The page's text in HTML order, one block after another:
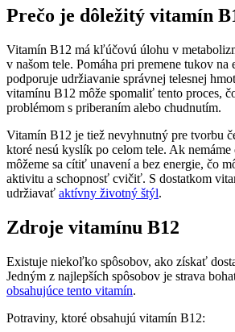
Prečo je dôležitý vitamín
Vitamín B12 má kľúčovú úlohu v
v našom tele. Pomáha pri premene tukov na
podporuje udržiavanie správnej telesnej
vitamínu B12 môže spomaliť tento proces,
problémom s priberaním alebo chudnutím.
Vitamín B12 je tiež nevyhnutný pre tvorbu
ktoré nesú kyslík po celom tele. Ak
môžeme sa cítiť unavení a bez energie, čo
aktivitu a schopnosť cvičiť. S dostatkom
udržiavať aktívny životný štýl.
Zdroje vitamínu B12
Existuje niekoľko spôsobov, ako získať
Jedným z najlepších spôsobov je strava
obsahujúce tento vitamín.
Potraviny, ktoré obsahujú vitamín B12: